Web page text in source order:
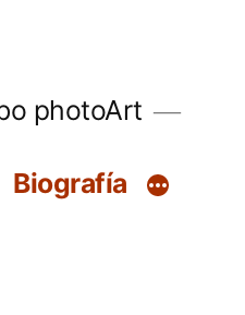
photoArt
Biografía